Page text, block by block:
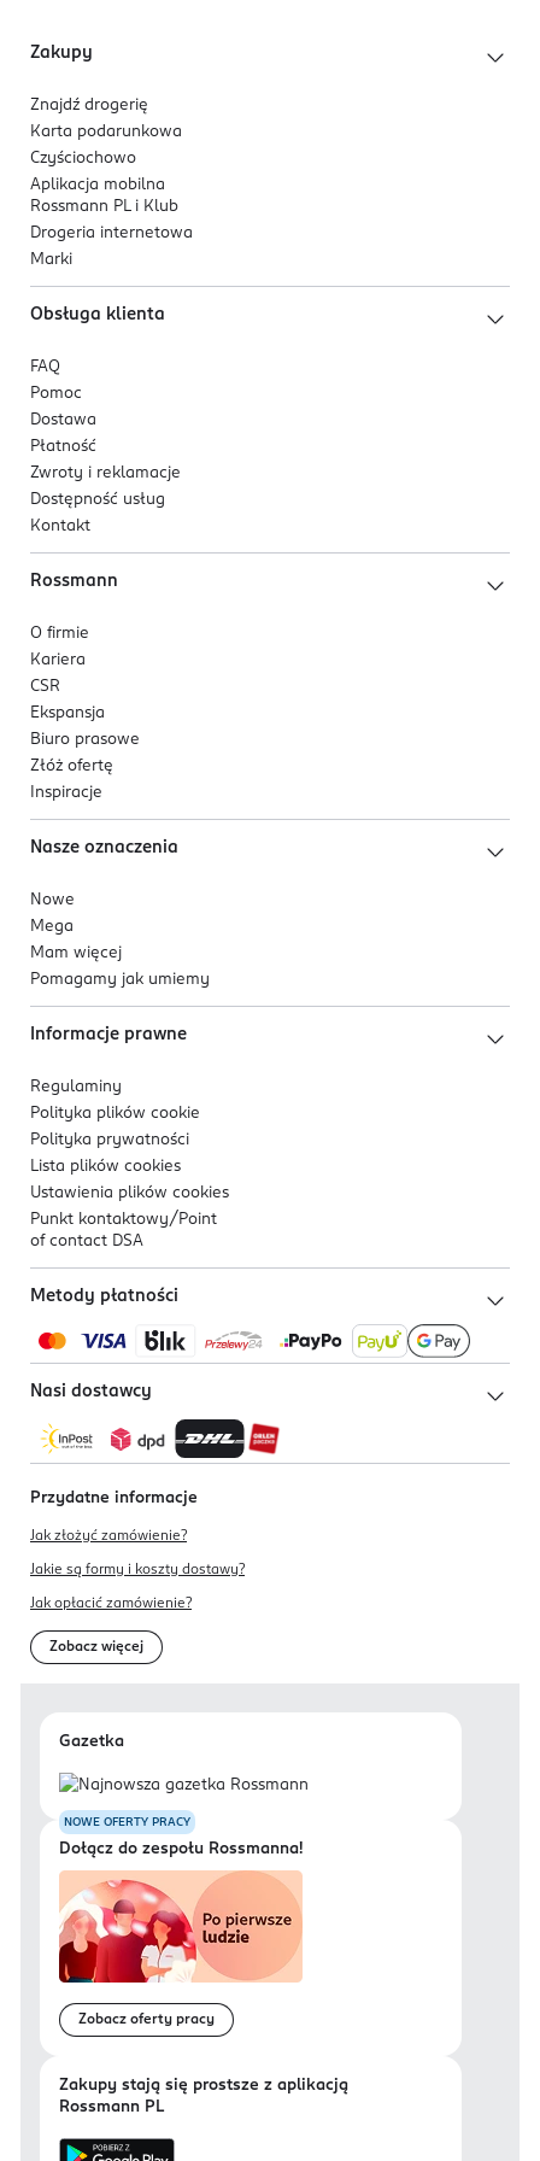
Zakupy
Znajdź drogerię
Karta podarunkowa
Czyściochowo
Aplikacja mobilna
Rossmann PL i Klub
Drogeria internetowa
Marki
Obsługa klienta
FAQ
Pomoc
Dostawa
Płatność
Zwroty i reklamacje
Dostępność usług
Kontakt
Rossmann
O firmie
Kariera
CSR
Ekspansja
Biuro prasowe
Złóż ofertę
Inspiracje
Nasze oznaczenia
Nowe
Mega
Mam więcej
Pomagamy jak umiemy
Informacje prawne
Regulaminy
Polityka plików cookie
Polityka prywatności
Lista plików cookies
Ustawienia plików cookies
Punkt kontaktowy/ Point
of contact DSA
Metody płatności
Nasi dostawcy
Przydatne informacje
Jak złożyć zamówienie?
Jakie są formy i koszty dostawy?
Jak opłacić zamówienie?
Zobacz więcej
Gazetka
NOWE OFERTY PRACY
Dołącz do zespołu Rossmanna!
Zobacz oferty pracy
Zakupy stają się prostsze z aplikacją
Rossmann PL